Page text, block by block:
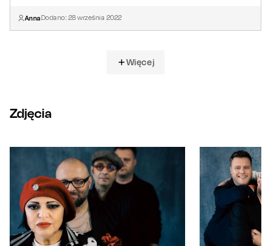
AnnaDodano: 28 września 2022
Więcej
Zdjęcia